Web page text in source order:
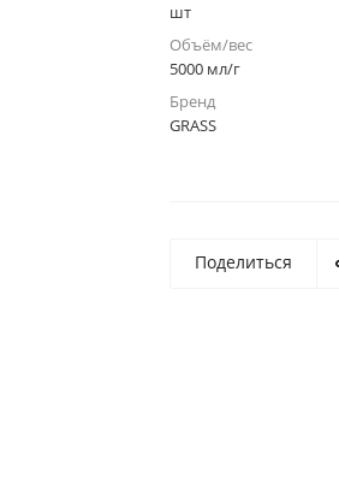
шт
Объём/вес
5000 мл/г
Бренд
GRASS
Поделиться